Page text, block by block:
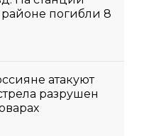
погибли 8
атакуют
разрушен